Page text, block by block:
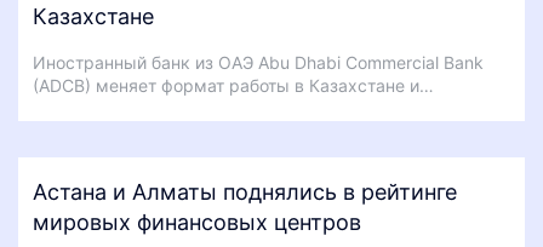
Казахстане
Иностранный банк из ОАЭ Abu Dhabi Commercial Bank
(ADCB) меняет формат работы в Казахстане и…
Астана и Алматы поднялись в рейтинге
мировых финансовых центров